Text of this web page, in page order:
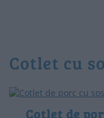
cotlet cu
Cotlet de